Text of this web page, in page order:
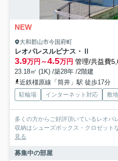
NEW
大和郡山市今国府町
レオパレスルピナス・Ⅱ
3.9万円～4.5万円 管理/共益費
23.18㎡ (1K) /築28年 /2階建
近鉄橿原線「筒井」駅 徒歩17分
駐輪場 インターネット対応 敷
多くの方からご好評頂いているレオパ
収納はシューズボックス・クロゼット
見る
募集中の部屋